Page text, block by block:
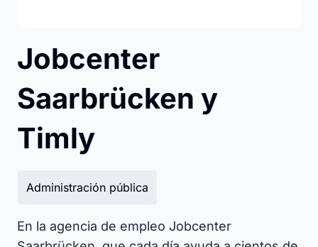
Jobcenter
Saarbrücken y
Timly
Administración pública
En la agencia de empleo Jobcenter